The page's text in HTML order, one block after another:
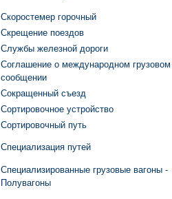
Скоростемер горочный
Скрещение поездов
Службы железной дороги
Соглашение о международном грузовом
сообщении
Сокращенный съезд
Сортировочное устройство
Сортировочный путь
Специализация путей
Специализированные грузовые вагоны -
Полувагоны